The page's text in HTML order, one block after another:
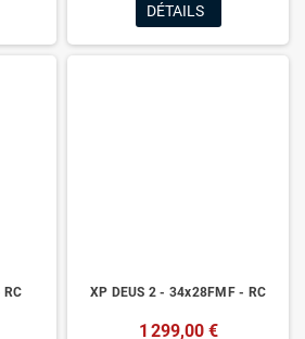
DÉTAILS
RC XP DEUS 2 - 34x28FMF - RC
1 299,00 €